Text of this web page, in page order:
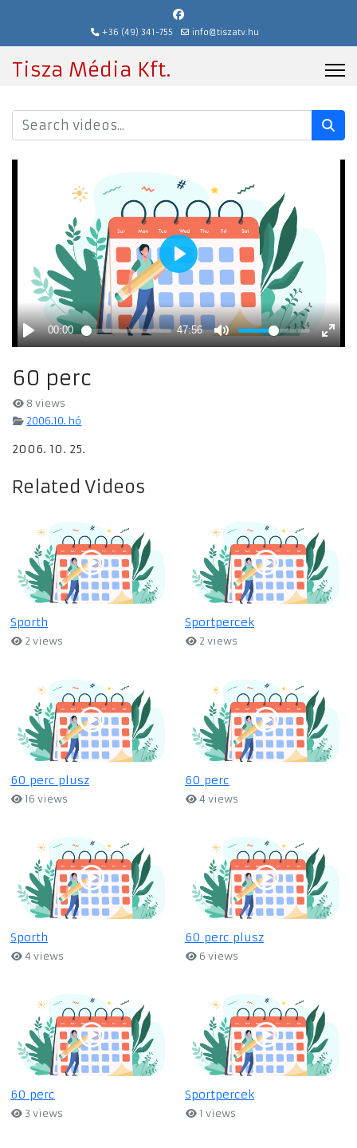
+36 (49) 341-755 info@tiszatv.hu
Tisza Média Kft.
60 perc
8 views
2006.10. hó
2006. 10. 25.
Related Videos
Sporth
2 views
Sportpercek
2 views
60 perc plusz
16 views
60 perc
4 views
Sporth
4 views
60 perc plusz
6 views
60 perc
3 views
Sportpercek
1 views